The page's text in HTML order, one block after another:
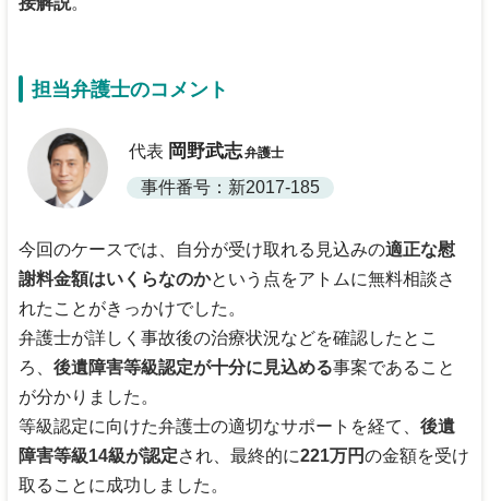
担当弁護士のコメント
代表 岡野武志弁護士
事件番号：新2017-185
今回のケースでは、自分が受け取れる見込みの適正な慰
謝料金額はいくらなのかという点をアトムに無料相談さ
れたことがきっかけでした。
弁護士が詳しく事故後の治療状況などを確認したとこ
ろ、 後遺障害等級認定が十分に見込める事案であること
が分かりました。
等級認定に向けた弁護士の適切なサポートを経て、 後遺
障害等級14級が認定され、最終的に221万円の金額を受け
取ることに成功しました。